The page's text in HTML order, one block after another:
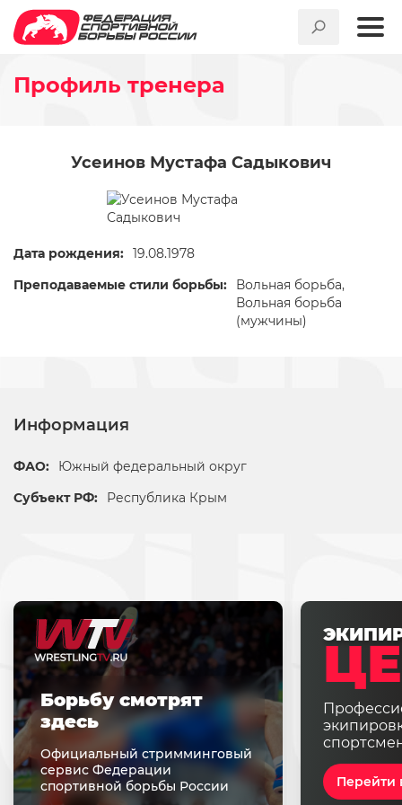
Профиль тренера
Усеинов Мустафа Садыкович
Дата рождения: 19.08.1978
Преподаваемые стили борьбы:
Вольная борьба,
Вольная борьба
(мужчины)
Информация
ФАО:
Южный федеральный округ
Субъект РФ:
Республика Крым
Перейти
Борьбу смотрят
здесь
Официальный стримминговый
сервис Федерации
спортивной борьбы России